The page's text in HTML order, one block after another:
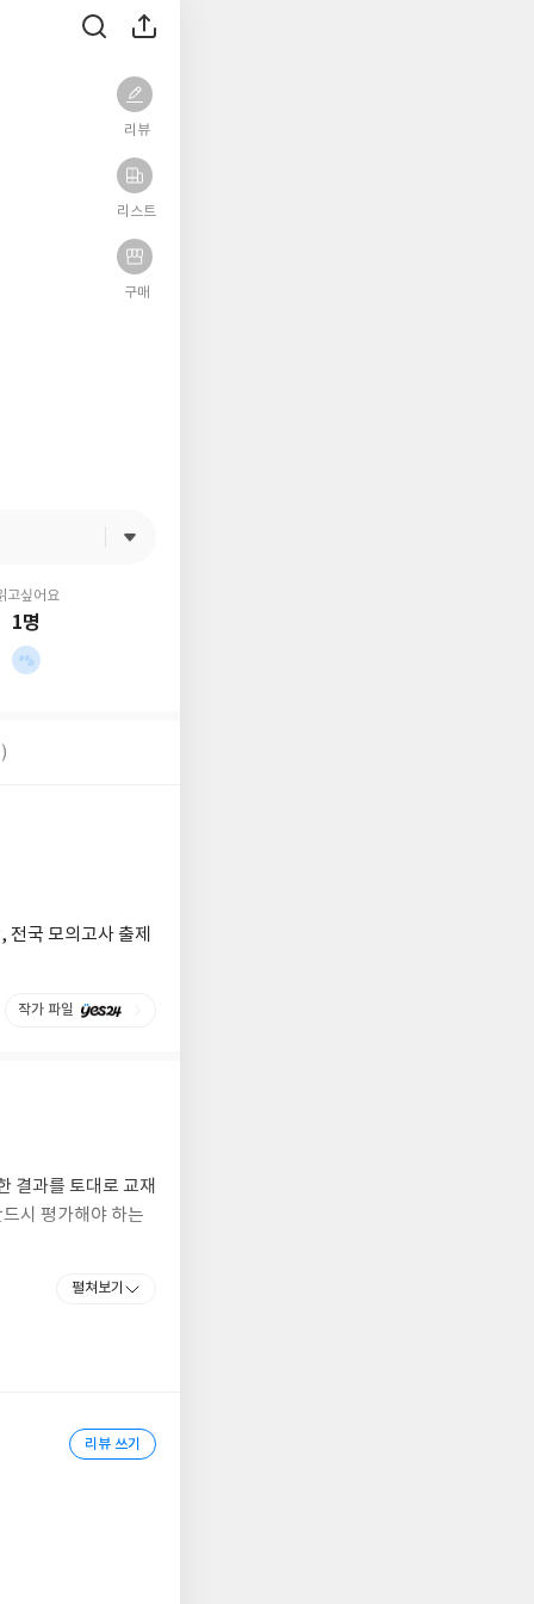
리뷰
리스트
구매
고싶어요
1명
국 모의고사 출제
작가 파일
결과를 토대로 교재
시 평가해야 하는
펼쳐보기
리뷰 쓰기